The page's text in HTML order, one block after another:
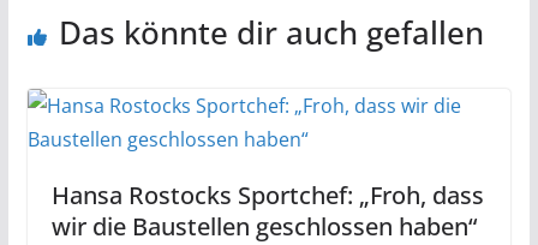
Das könnte dir auch gefallen
Hansa Rostocks Sportchef: „Froh, dass
wir die Baustellen geschlossen haben“